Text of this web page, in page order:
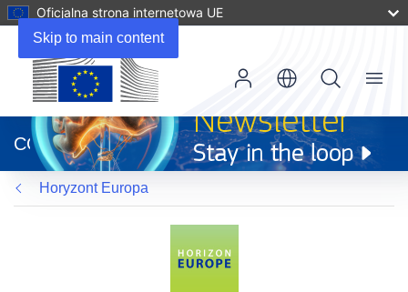
Skip to main content
Oficjalna strona internetowa UE
otworzy
się
w
nowym
oknie)
CORDIS
Menu
Horyzont Europa